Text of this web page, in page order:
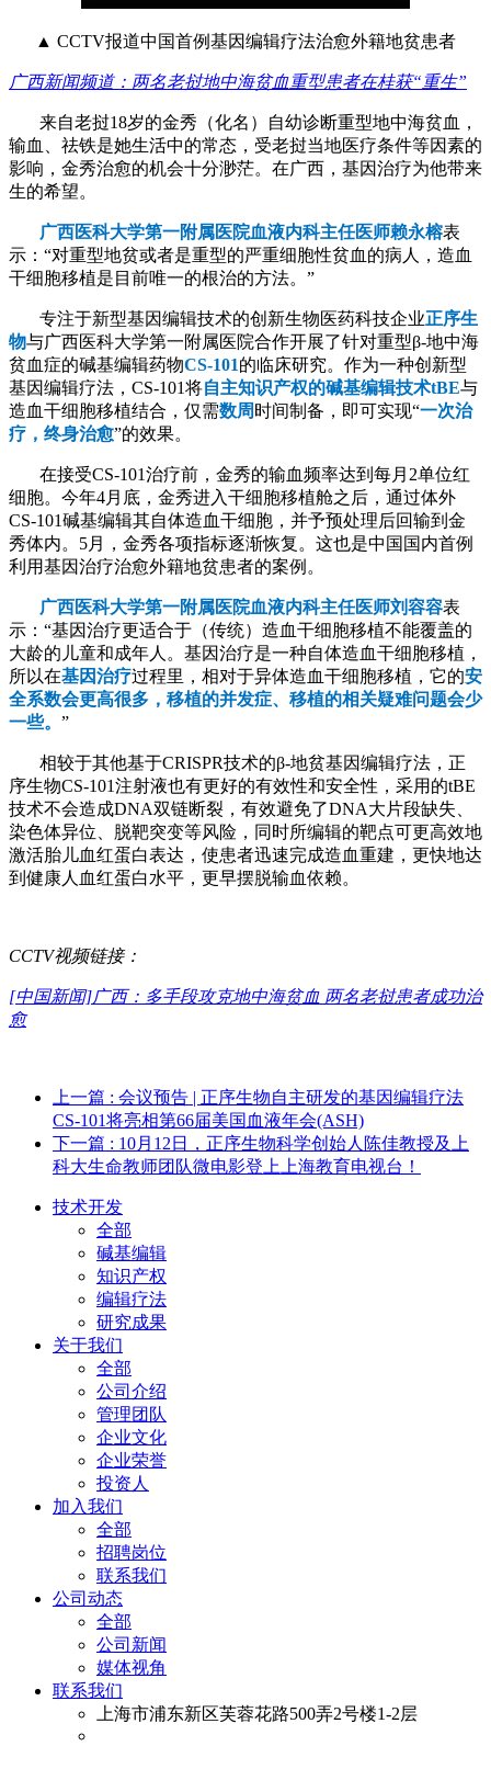
▲ CCTV报道中国首例基因编辑疗法治愈外籍地贫患者
广西新闻频道：两名老挝地中海贫血重型患者在桂获“重生”
来自老挝18岁的金秀（化名）自幼诊断重型地中海贫血，
输血、祛铁是她生活中的常态，受老挝当地医疗条件等因素的
影响，金秀治愈的机会十分渺茫。在广西，基因治疗为他带来
生的希望。
广西医科大学第一附属医院血液内科主任医师赖永榕表
示：“对重型地贫或者是重型的严重细胞性贫血的病人，造血
干细胞移植是目前唯一的根治的方法。”
专注于新型基因编辑技术的创新生物医药科技企业正序生
物与广西医科大学第一附属医院合作开展了针对重型β-地中海
贫血症的碱基编辑药物CS-101的临床研究。作为一种创新型
基因编辑疗法，CS-101将自主知识产权的碱基编辑技术tBE与
造血干细胞移植结合，仅需数周时间制备，即可实现“一次治
疗，终身治愈”的效果。
在接受CS-101治疗前，金秀的输血频率达到每月2单位红
细胞。今年4月底，金秀进入干细胞移植舱之后，通过体外
CS-101碱基编辑其自体造血干细胞，并予预处理后回输到金
秀体内。5月，金秀各项指标逐渐恢复。这也是中国国内首例
利用基因治疗治愈外籍地贫患者的案例。
广西医科大学第一附属医院血液内科主任医师刘容容表
示：“基因治疗更适合于（传统）造血干细胞移植不能覆盖的
大龄的儿童和成年人。基因治疗是一种自体造血干细胞移植，
所以在基因治疗过程里，相对于异体造血干细胞移植，它的安
全系数会更高很多，移植的并发症、移植的相关疑难问题会少
一些。 ”
相较于其他基于CRISPR技术的β-地贫基因编辑疗法，正
序生物CS-101注射液也有更好的有效性和安全性，采用的tBE
技术不会造成DNA双链断裂，有效避免了DNA大片段缺失、
染色体异位、脱靶突变等风险，同时所编辑的靶点可更高效地
激活胎儿血红蛋白表达，使患者迅速完成造血重建，更快地达
到健康人血红蛋白水平，更早摆脱输血依赖。
CCTV视频链接：
[中国新闻]广西：多手段攻克地中海贫血 两名老挝患者成功治
愈
上一篇 : 会议预告 | 正序生物自主研发的基因编辑疗法
CS-101将亮相第66届美国血液年会(ASH)
下一篇 : 10月12日，正序生物科学创始人陈佳教授及上
科大生命教师团队微电影登上上海教育电视台！
技术开发
全部
碱基编辑
知识产权
编辑疗法
研究成果
关于我们
全部
公司介绍
管理团队
企业文化
企业荣誉
投资人
加入我们
全部
招聘岗位
联系我们
公司动态
全部
公司新闻
媒体视角
联系我们
上海市浦东新区芙蓉花路500弄2号楼1-2层